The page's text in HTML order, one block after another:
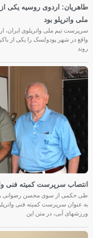
طاهریان: اردوی روسیه یکی از
ملی واترپلو بود
سرپرست تیم ملی واترپلوی ایران،
واقع در شهر پودولسک را یکی از
روند
انتصاب سرپرست کمیته فنی
طی حکمی از سوی محسن رضوانی
به عنوان سرپرست کمیته فنی
ورزشهای آبی، در متن این